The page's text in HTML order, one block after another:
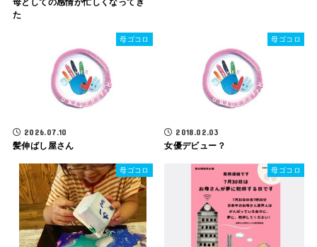
た
母ゴコロ
2026.07.10
髪伸ばし屋さん
母ゴコロ
2018.02.03
女優デビュー？
母ゴコロ 母ゴコロ